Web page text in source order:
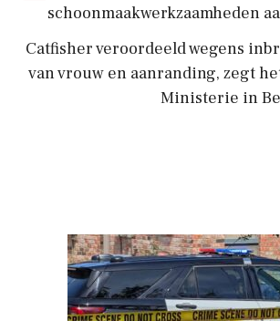
schoonmaakwerkzaamheden
Catfisher veroordeeld wegens
van vrouw en aanranding, zegt
Ministerie in